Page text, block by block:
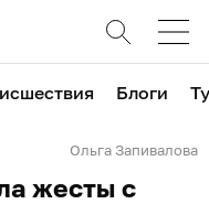
Блоги
Ольга Запивалова
жесты с